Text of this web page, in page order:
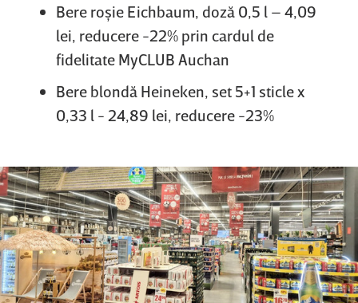
Bere roşie Eichbaum, doză 0,5 l – 4,09
lei, reducere -22% prin cardul de
fidelitate MyCLUB Auchan
Bere blondă Heineken, set 5+1 sticle x
0,33 l - 24,89 lei, reducere -23%